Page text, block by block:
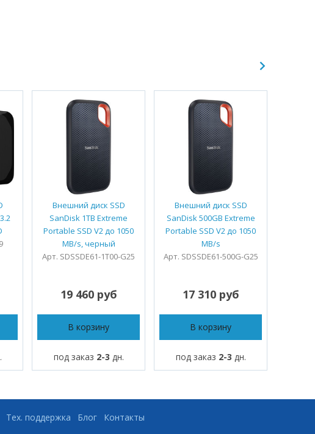
Внешний диск SSD
SanDisk 1TB Extreme
Portable SSD V2 до 1050
MB/s, черный
Арт. SDSSDE61-1T00-G25
19 460 руб
В корзину
под заказ 2-3 дн.
Внешний диск SSD
SanDisk 500GB Extreme
Portable SSD V2 до 1050
MB/s
Арт. SDSSDE61-500G-G25
17 310 руб
В корзину
под заказ 2-3 дн.
Тех. поддержка Блог Контакты